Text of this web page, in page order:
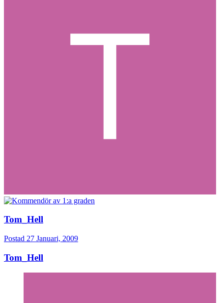
Tom_Hell
Postad 27 Januari, 2009
Tom_Hell